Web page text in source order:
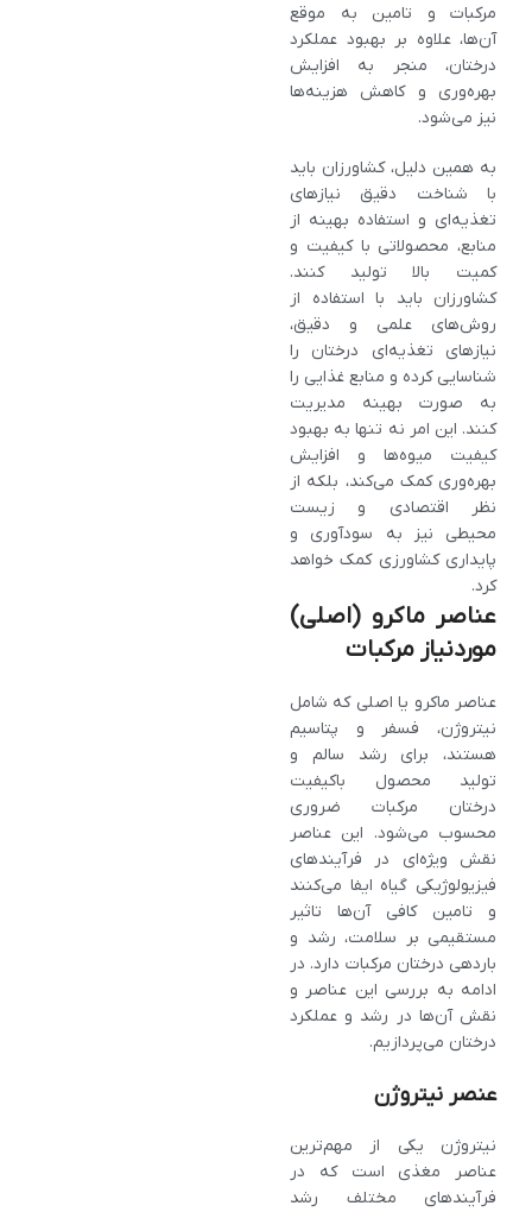
مرکبات و تامین به موقع
آن‌ها، علاوه بر بهبود عملکرد
درختان، منجر به افزایش
بهره‌وری و کاهش هزینه‌ها
نیز می‌شود.
به همین دلیل، کشاورزان باید
با شناخت دقیق نیازهای
تغذیه‌ای و استفاده بهینه از
منابع، محصولاتی با کیفیت و
کمیت بالا تولید کنند.
کشاورزان باید با استفاده از
روش‌های علمی و دقیق،
نیازهای تغذیه‌ای درختان را
شناسایی کرده و منابع غذایی را
به‌ صورت بهینه مدیریت
کنند. این امر نه تنها به بهبود
کیفیت میوه‌ها و افزایش
بهره‌وری کمک می‌کند، بلکه از
نظر اقتصادی و زیست‌
محیطی نیز به سودآوری و
پایداری کشاورزی کمک خواهد
کرد.
عناصر ماکرو (اصلی)
موردنیاز مرکبات
عناصر ماکرو یا اصلی که شامل
نیتروژن، فسفر و پتاسیم
هستند، برای رشد سالم و
تولید محصول باکیفیت
درختان مرکبات ضروری‌
محسوب می‌شود. این عناصر
نقش‌ ویژه‌ای در فرآیندهای
فیزیولوژیکی گیاه ایفا می‌کنند
و تامین کافی آن‌ها تاثیر
مستقیمی بر سلامت، رشد و
باردهی درختان مرکبات دارد. در
ادامه به بررسی این عناصر و
نقش آن‌ها در رشد و عملکرد
درختان می‌پردازیم.
عنصر نیتروژن
نیتروژن یکی از مهم‌ترین
عناصر مغذی است که در
فرآیندهای مختلف رشد